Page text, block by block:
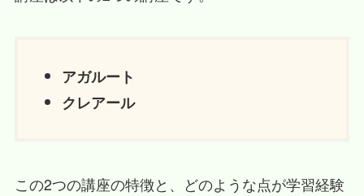
アガルート
クレアール
この2つの講座の特徴と、どのような点が学習経験